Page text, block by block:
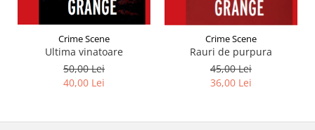
Crime Scene
Ultima vinatoare
50,00 Lei
40,00 Lei
Crime Scene
Rauri de purpura
45,00 Lei
36,00 Lei